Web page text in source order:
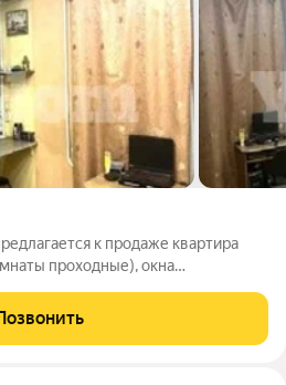
к продаже квартира
проходные), окна
кафеле. Развитая
доступности